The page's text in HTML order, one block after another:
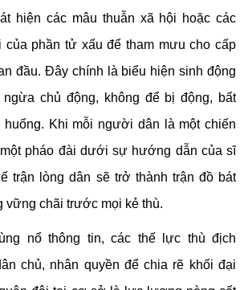
hiện các mâu thuẫn xã hội hoặc các
của phần tử xấu để tham mưu cho cấp
đầu. Đây chính là biểu hiện sinh động
chủ động, không để bị động, bất
huống. Khi mỗi người dân là một chiến
pháo đài dưới sự hướng dẫn của sĩ
trận lòng dân sẽ trở thành trận đồ bát
vững chãi trước mọi kẻ thù.
nổ thông tin, các thế lực thù địch
chủ, nhân quyền để chia rẽ khối đại